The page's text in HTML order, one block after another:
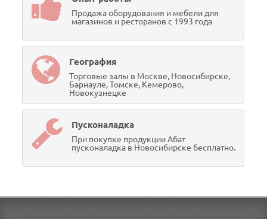
Продажа оборудования и мебели для
магазинов и ресторанов с 1993 года
География
Торговые залы в Москве, Новосибирске,
Барнауле, Томске, Кемерово,
Новокузнецке
Пусконаладка
При покупке продукции Абат
пусконаладка в Новосибирске бесплатно.